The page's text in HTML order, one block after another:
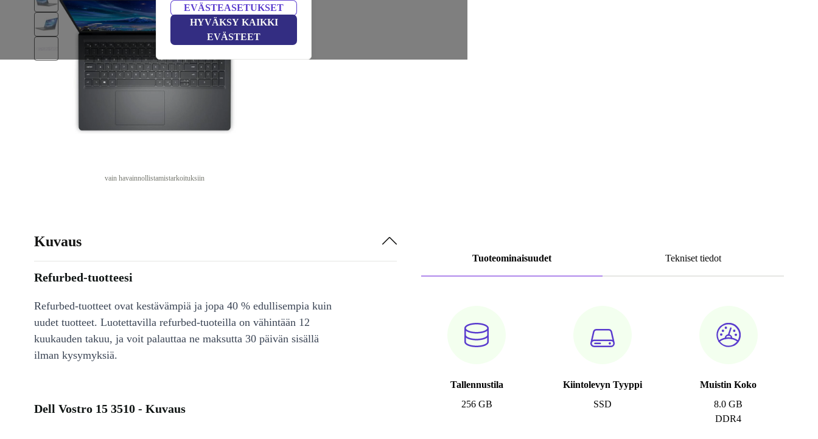
EVÄSTEASETUKSET
HYVÄKSY KAIKKI
EVÄSTEET
vain havainnollistamistarkoituksiin
Tuoteominaisuudet Tekniset tiedot
Tallennustila
256 GB
Kiintolevyn Tyyppi
SSD
Muistin Koko
8.0 GB
DDR4
Kuvaus
Refurbed-tuotteesi
Refurbed-tuotteet ovat kestävämpiä ja jopa 40 % edullisempia kuin
uudet tuotteet. Luotettavilla refurbed-tuoteilla on vähintään 12
kuukauden takuu, ja voit palauttaa ne maksutta 30 päivän sisällä
ilman kysymyksiä.
Dell Vostro 15 3510 - Kuvaus